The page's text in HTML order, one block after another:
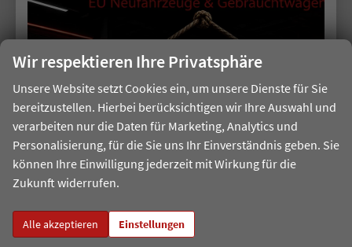
Forthing
VORLAUFFAHRZEUGE
Volkswagen
Skoda
Cupra
Ibiza
Wir respektieren Ihre Privatsphäre
Unsere Website setzt Cookies ein, um unsere Dienste für Sie
bereitzustellen. Hierbei berücksichtigen wir Ihre Auswahl und
verarbeiten nur die Daten für Marketing, Analytics und
Personalisierung, für die Sie uns Ihr Einverständnis geben. Sie
können Ihre Einwilligung jederzeit mit Wirkung für die
Zukunft widerrufen.
Alle akzeptieren Einstellungen